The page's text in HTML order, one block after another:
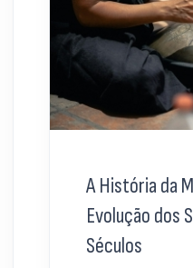
A História da
Evolução dos
Séculos